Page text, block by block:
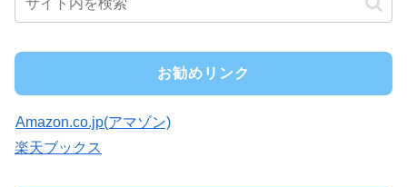
お勧めリンク
Amazon.co.jp(アマゾン)
楽天ブックス